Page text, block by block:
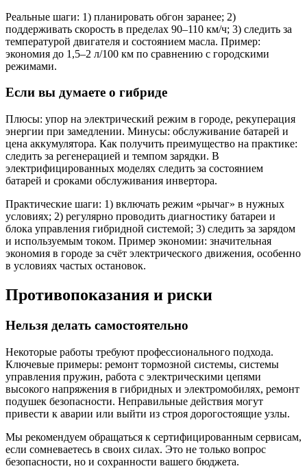
Реальные шаги: 1) планировать обгон заранее; 2)
поддерживать скорость в пределах 90–110 км/ч; 3) следить за
температурой двигателя и состоянием масла. Пример:
экономия до 1,5–2 л/100 км по сравнению с городскими
режимами.
Если вы думаете о гибриде
Плюсы: упор на электрический режим в городе, рекуперация
энергии при замедлении. Минусы: обслуживание батарей и
цена аккумулятора. Как получить преимущество на практике:
следить за регенерацией и темпом зарядки. В
электрифицированных моделях следить за состоянием
батарей и сроками обслуживания инвертора.
Практические шаги: 1) включать режим «рычаг» в нужных
условиях; 2) регулярно проводить диагностику батареи и
блока управления гибридной системой; 3) следить за зарядом
и используемым током. Пример экономии: значительная
экономия в городе за счёт электрического движения, особенно
в условиях частых остановок.
Противопоказания и риски
Нельзя делать самостоятельно
Некоторые работы требуют профессионального подхода.
Ключевые примеры: ремонт тормозной системы, системы
управления пружин, работа с электрическими цепями
высокого напряжения в гибридных и электромобилях, ремонт
подушек безопасности. Неправильные действия могут
привести к аварии или выйти из строя дорогостоящие узлы.
Мы рекомендуем обращаться к сертифицированным сервисам,
если сомневаетесь в своих силах. Это не только вопрос
безопасности, но и сохранности вашего бюджета.